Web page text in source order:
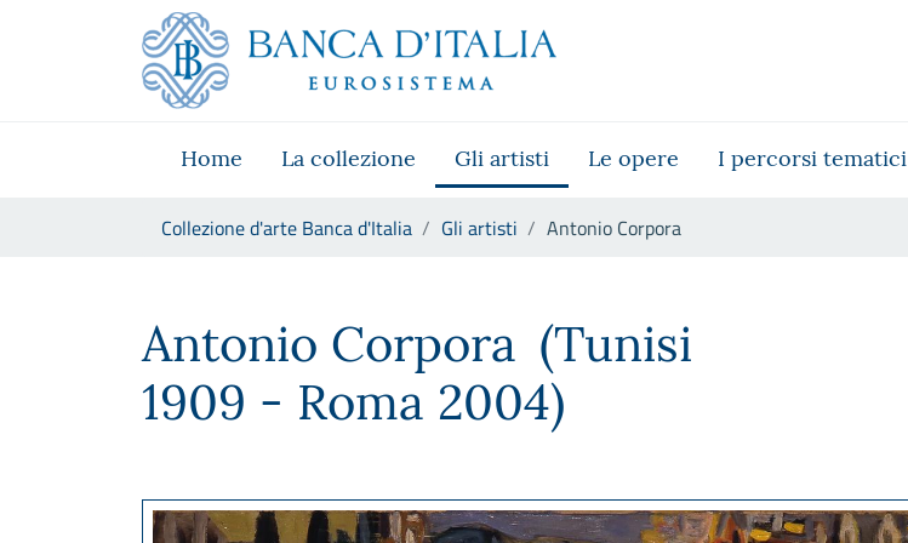
Skip to Main Content
Vai al sito istituzionale
Vai al menu di navigazione
Vai alla ricerca
Vai ai contenuti
Home La collezione Gli artisti Le opere I percorsi tematici
Collezione d'arte Banca d'Italia Gli artisti Antonio Corpora
Antonio Corpora (Tunisi
1909 - Roma 2004)